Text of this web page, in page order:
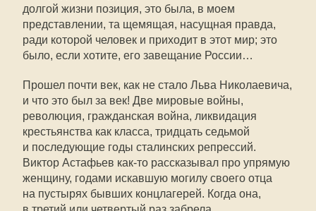
долгой жизни позиция, это была, в моем
представлении, та щемящая, насущная правда,
ради которой человек и приходит в этот мир; это
было, если хотите, его завещание России…
Прошел почти век, как не стало Льва Николаевича,
и что это был за век! Две мировые войны,
революция, гражданская война, ликвидация
крестьянства как класса, тридцать седьмой
и последующие годы сталинских репрессий.
Виктор Астафьев как-то рассказывал про упрямую
женщину, годами искавшую могилу своего отца
на пустырях бывших концлагерей. Когда она,